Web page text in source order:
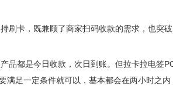
刷卡，既兼顾了商家扫码收款的需求，也突
品都是今日收款，次日到账。但拉卡拉电签
足一定条件就可以，基本都会在两小时之内